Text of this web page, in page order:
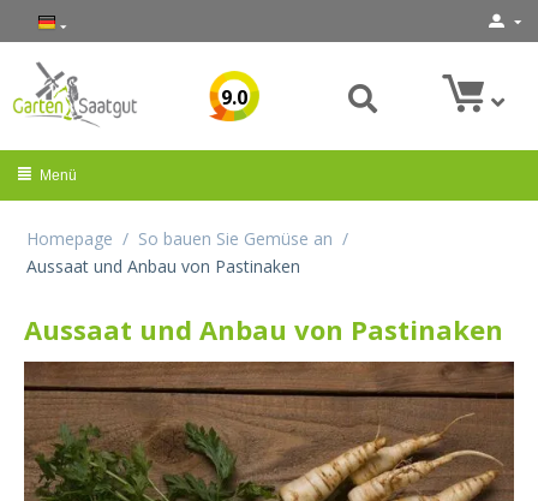
9.0
Menü
Homepage / So bauen Sie Gemüse an /
Aussaat und Anbau von Pastinaken
Aussaat und Anbau von Pastinaken